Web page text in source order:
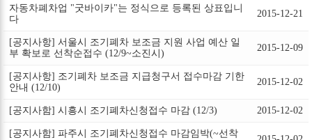
자동차폐차업 "굿바이카"는 정식으로 등록된 상표입니
다
2015-12-21
[공지사항] 서울시 조기폐차 보조금 지원 사업 예산 일
부 확보로 선착순접수 (12/9~소진시)
2015-12-09
[공지사항] 조기폐차 보조금 지급청구서 접수마감 기한
안내 (12/10)
2015-12-02
[공지사함] 시흥시 조기폐차신청접수 마감 (12/3) 2015-12-02
[공지사함] 파주시 조기폐차신청접수 마감임박(~선착